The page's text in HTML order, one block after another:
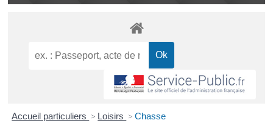
Accueil particuliers > Loisirs > Chasse